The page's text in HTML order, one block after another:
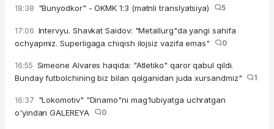
18:38 "Bunyodkor" - OKMK 1:3 (matnli translyatsiya) 5
17:06 Intervyu. Shavkat Saidov: "Metallurg"da yangi sahifa
ochyapmiz. Superligaga chiqish ilojsiz vazifa emas"
0
16:55 Simeone Alvares haqida: "Atletiko" qaror qabul qildi.
Bunday futbolchining biz bilan qolganidan juda xursandmiz"
1
16:37 "Lokomotiv" "Dinamo"ni mag'lubiyatga uchratgan
o'yindan GALEREYA
0